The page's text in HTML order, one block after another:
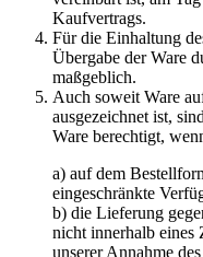
Kaufvertrags.
Für die Einhaltung
Übergabe der Ware
maßgeblich.
Auch soweit Ware
ausgezeichnet ist,
Ware berechtigt,
a) auf dem
eingeschränkte
b) die Lieferung
nicht innerhalb eines
unserer Annahme